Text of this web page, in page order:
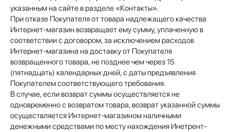
указанным на сайте в разделе «Контакты».
При отказе Покупателя от товара надлежащего качества
Интернет-магазин возвращает ему сумму, уплаченную в
соответствии с договором, за исключением расходов
Интернет-магазина на доставку от Покупателя
возвращенного товара, не позднее чем через 15
(пятнадцать) календарных дней, с даты предъявления
Покупателем соответствующего требования.
В случае, если возврат суммы осуществляется не
одновременно с возвратом товара, возврат указанной суммы
осуществляется Интернет-магазином наличными
денежными средствами по месту нахождения Инетрент-